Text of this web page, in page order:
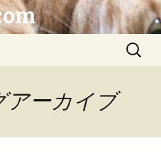
検
アーカイブ